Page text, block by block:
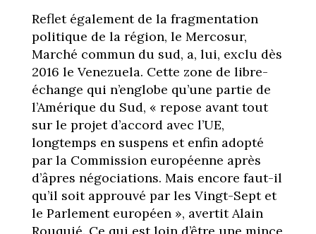
Reflet également de la fragmentation
politique de la région, le Mercosur,
Marché commun du sud, a, lui, exclu dès
2016 le Venezuela. Cette zone de libre-
échange qui n’englobe qu’une partie de
l’Amérique du Sud, « repose avant tout
sur le projet d’accord avec l’UE,
longtemps en suspens et enfin adopté
par la Commission européenne après
d’âpres négociations. Mais encore faut-il
qu’il soit approuvé par les Vingt-Sept et
le Parlement européen », avertit Alain
Rouquié. Ce qui est loin d’être une mince